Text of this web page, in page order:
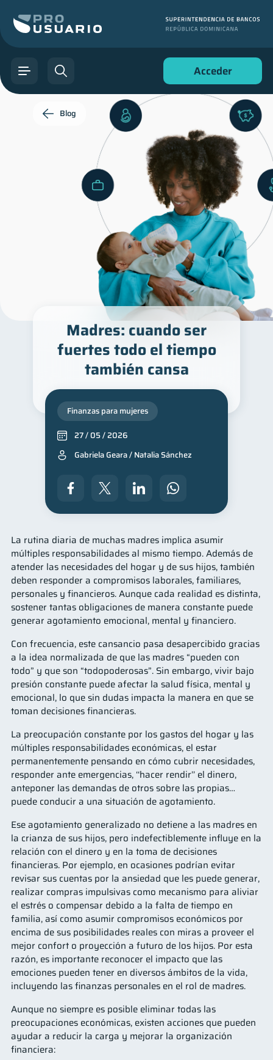
Acceder
La rutina diaria de muchas madres implica asumir
múltiples responsabilidades al mismo tiempo. Además de
atender las necesidades del hogar y de sus hijos, también
deben responder a compromisos laborales, familiares,
personales y financieros. Aunque cada realidad es distinta,
sostener tantas obligaciones de manera constante puede
generar agotamiento emocional, mental y financiero.
Con frecuencia, este cansancio pasa desapercibido gracias
a la idea normalizada de que las madres “pueden con
todo” y que son “todopoderosas”. Sin embargo, vivir bajo
presión constante puede afectar la salud física, mental y
emocional, lo que sin dudas impacta la manera en que se
toman decisiones financieras.
La preocupación constante por los gastos del hogar y las
múltiples responsabilidades económicas, el estar
permanentemente pensando en cómo cubrir necesidades,
responder ante emergencias, ‘‘hacer rendir’’ el dinero,
anteponer las demandas de otros sobre las propias…
puede conducir a una situación de agotamiento.
Ese agotamiento generalizado no detiene a las madres en
la crianza de sus hijos, pero indefectiblemente influye en la
relación con el dinero y en la toma de decisiones
financieras. Por ejemplo, en ocasiones podrían evitar
revisar sus cuentas por la ansiedad que les puede generar,
realizar compras impulsivas como mecanismo para aliviar
el estrés o compensar debido a la falta de tiempo en
familia, así como asumir compromisos económicos por
encima de sus posibilidades reales con miras a proveer el
mejor confort o proyección a futuro de los hijos. Por esta
razón, es importante reconocer el impacto que las
emociones pueden tener en diversos ámbitos de la vida,
incluyendo las finanzas personales en el rol de madres.
Aunque no siempre es posible eliminar todas las
preocupaciones económicas, existen acciones que pueden
ayudar a reducir la carga y mejorar la organización
financiera:
Madres: cuando ser
fuertes todo el tiempo
también cansa
Finanzas para mujeres
27 / 05 / 2026
Gabriela Geara / Natalia Sánchez
Blog